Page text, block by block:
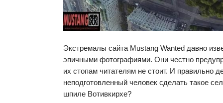
Экстремалы сайта Mustang Wanted давно
эпичными фотографиями. Они честно
их стопам читателям не стоит. И правильно
неподготовленный человек сделать такое
шпиле Вотивкирхе?